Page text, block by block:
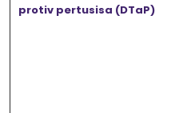
protiv pertusisa (DTaP)